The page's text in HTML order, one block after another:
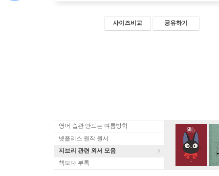
사이즈비교 공유하기
영어 습관 만드는 여름방학
넷플리스 원작 원서
지브리 관련 외서 모음
책보다 부록